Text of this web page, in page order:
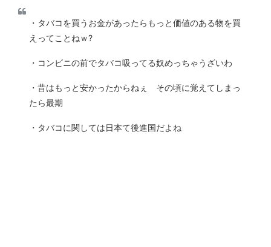
・タバコを買うお金があったらもっと価値のある物を買
えってことねｗ?
・コンビニの前でタバコ吸ってる奴めっちゃうざいわ
・昔はもっと安かったからねぇ その頃に覚えてしまっ
たら最期
・タバコに関しては日本て後進国だよね